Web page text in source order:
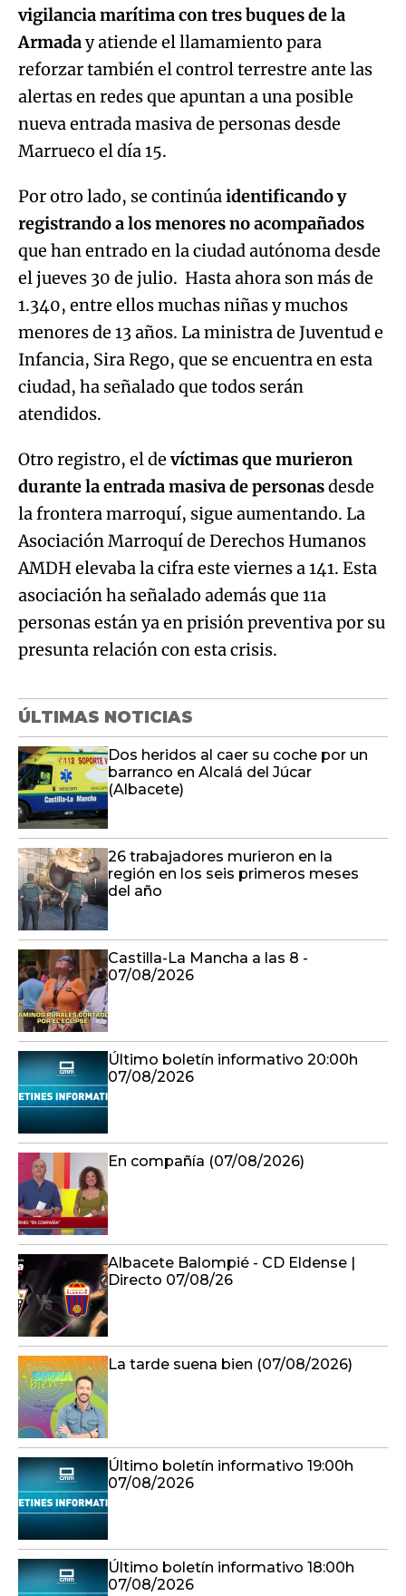
vigilancia marítima con tres buques de la
Armaday atiende el llamamiento para
reforzar también el control terrestre ante las
alertas en redes que apuntan a una posible
nueva entrada masiva de personas desde
Marrueco el día 15.
Por otro lado, se continúaidentificando y
registrando a los menores no acompañados
que han entrado en la ciudad autónoma desde
el jueves 30 de julio. Hasta ahora son más de
1.340, entre ellos muchas niñas y muchos
menores de 13 años. La ministra de Juventud e
Infancia, Sira Rego, que se encuentra en esta
ciudad, ha señalado que todos serán
atendidos.
Otro registro, el devíctimas que murieron
durante la entrada masiva de personasdesde
la frontera marroquí, sigue aumentando. La
Asociación Marroquí de Derechos Humanos
AMDH elevaba la cifra este viernes a 141. Esta
asociación ha señalado además que 11a
personas están ya en prisión preventiva por su
presunta relación con esta crisis.
ÚLTIMAS NOTICIAS
Dos heridos al caer su coche por un
barranco en Alcalá del Júcar
(Albacete)
26 trabajadores murieron en la
región en los seis primeros meses
del año
Castilla-La Mancha a las 8 -
07/08/2026
Último boletín informativo 20:00h
07/08/2026
En compañía (07/08/2026)
Albacete Balompié - CD Eldense |
Directo 07/08/26
La tarde suena bien (07/08/2026)
Último boletín informativo 19:00h
07/08/2026
Último boletín informativo 18:00h
07/08/2026